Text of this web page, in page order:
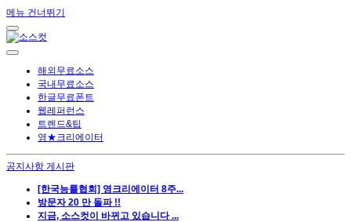
메뉴 건너뛰기
해외무료소스
국내무료소스
한글무료폰트
웹레퍼런스
트렌드&팁
영★크리에이터
공지사항 게시판
[한국능률협회] 영크리에이터 8주...
방문자 20 만 돌파 !!
지금, 소스컷이 바뀌고 있습니다 ...